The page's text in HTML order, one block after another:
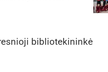
bibliotekininkė